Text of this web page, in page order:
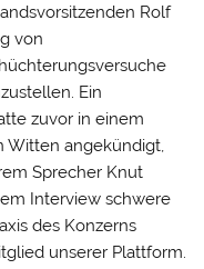
Rolf
von
Ein
zuvor in einem
Witten angekündigt,
Sprecher Knut
Interview schwere
des Konzerns
unserer Plattform.